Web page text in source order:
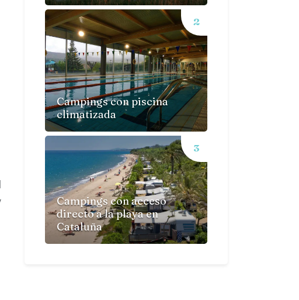
Campings con piscina
climatizada
Campings con acceso
directo a la playa en
Cataluña